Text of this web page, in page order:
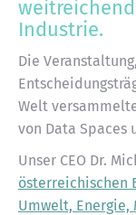
Industrie.
Die
Welt
von Data Spaces
Unser CEO Dr.
österreichischen
Umwelt,